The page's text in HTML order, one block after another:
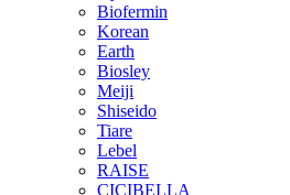
Biofermin
Korean
Earth
Biosley
Meiji
Shiseido
Tiare
Lebel
RAISE
CICIBELLA